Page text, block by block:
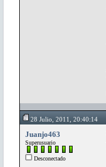
28 Julio, 2011, 20:40:14
Juanjo463
Superusuario
Desconectado